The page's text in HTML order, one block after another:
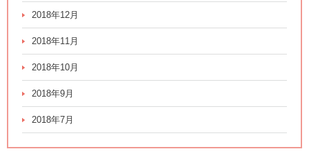
2018年12月
2018年11月
2018年10月
2018年9月
2018年7月